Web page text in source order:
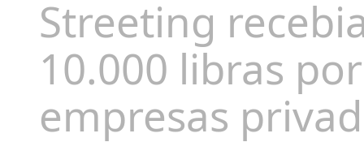
Streeting
10.000 libras
empresas